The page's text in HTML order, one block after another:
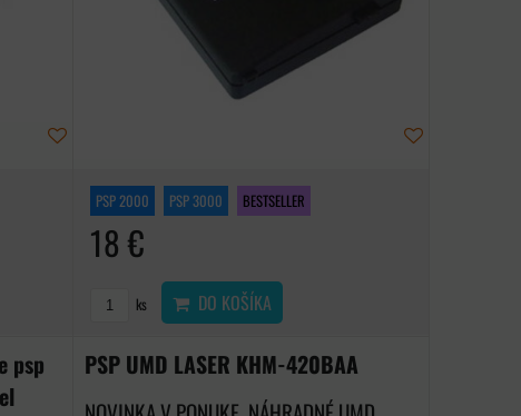
PSP 2000 PSP 3000 BESTSELLER
18 €
ks DO KOŠÍKA
psp
PSP UMD LASER KHM-420BAA